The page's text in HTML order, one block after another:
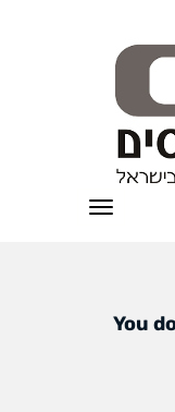
תפריט
You